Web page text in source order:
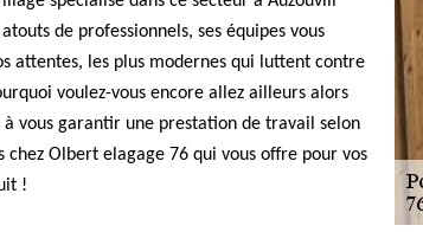
de professionnels, ses équipes vous
attentes, les plus modernes qui luttent contre
voulez-vous encore allez ailleurs alors
à vous garantir une prestation de travail selon
chez Olbert elagage 76 qui vous offre pour vos
!